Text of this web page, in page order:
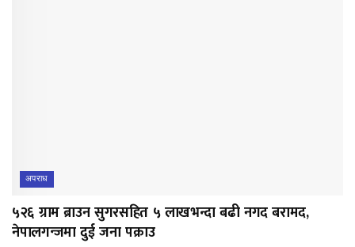
अपराध
५२६ ग्राम ब्राउन सुगरसहित ५ लाखभन्दा बढी नगद बरामद,
नेपालगन्जमा दुई जना पक्राउ